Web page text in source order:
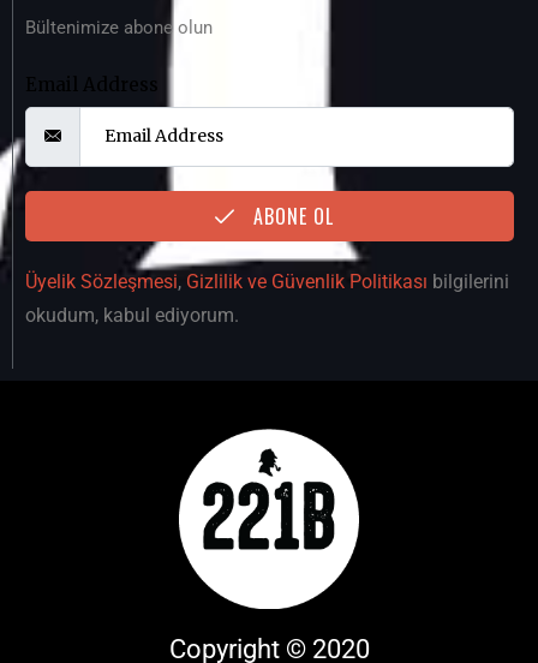
Bültenimize abone olun
Email Address
ABONE OL
Üyelik Sözleşmesi, Gizlilik ve Güvenlik Politikası bilgilerini
okudum, kabul ediyorum.
Copyright © 2020